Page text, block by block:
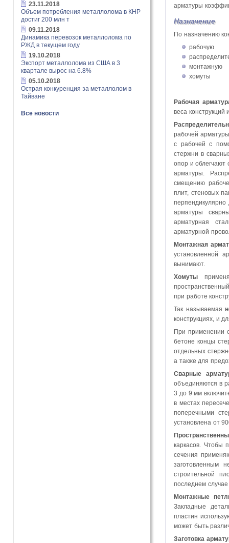
23.11.2018
Объем потребления металлолома в КНР
достиг 200 млн т
09.11.2018
Динамика перевозок металлолома по
РЖД в текущем году
19.10.2018
Экспорт металлолома из США в 3
квартале вырос на 6.8%
05.10.2018
Острая конкуренция за металлолом в
Тайване
Все новости
арматуры
Назначение
По назначению
рабочую
монтажную
хомуты
Рабочая
веса
рабочей
с рабочей с
стержни в
опор и облегчают
арматуры.
смещению
плит, стеновых
арматуры
арматурная
арматурной
Монтажная
установленной
вынимают.
Хомуты
при работе
Так называемая
конструкциях, и
При применении
бетоне концы
отдельных
а также для
Сварные
объединяются в
3 до 9 мм
в местах
поперечными
установлена от
каркасов. Чтобы
сечения
заготовленным
строительной
последнем
Монтажные
Закладные
пластин
может быть
Заготовка